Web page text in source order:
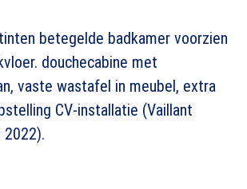
betegelde badkamer voorzien
douchecabine met
vaste wastafel in meubel, extra
CV-installatie (Vaillant
2022).